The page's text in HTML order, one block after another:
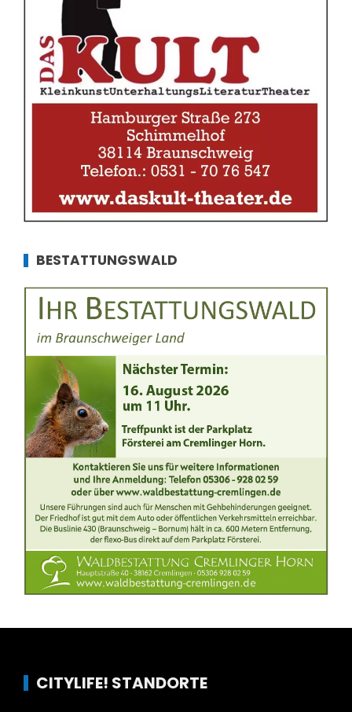
BESTATTUNGSWALD
CITYLIFE! STANDORTE